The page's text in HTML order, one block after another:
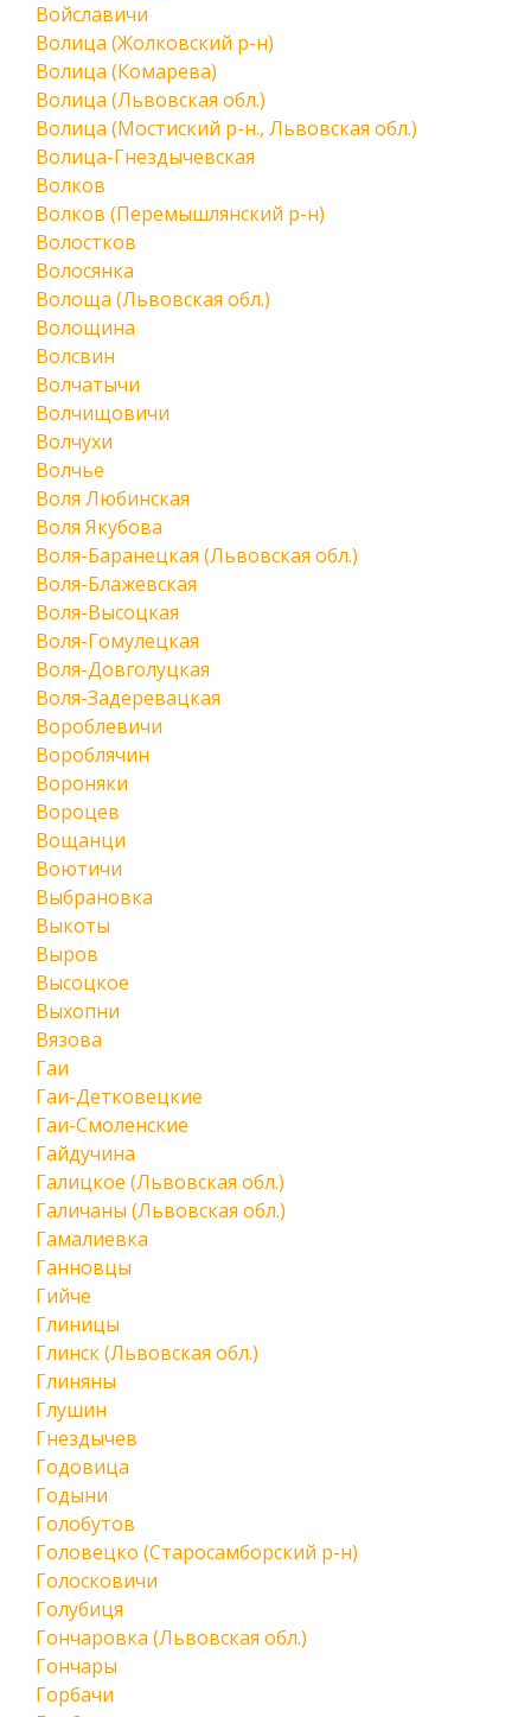
Войславичи
Волица (Жолковский р-н)
Волица (Комарева)
Волица (Львовская обл.)
Волица (Мостиский р-н., Львовская обл.)
Волица-Гнездычевская
Волков
Волков (Перемышлянский р-н)
Волостков
Волосянка
Волоща (Львовская обл.)
Волощина
Волсвин
Волчатычи
Волчищовичи
Волчухи
Волчье
Воля Любинская
Воля Якубова
Воля-Баранецкая (Львовская обл.)
Воля-Блажевская
Воля-Высоцкая
Воля-Гомулецкая
Воля-Довголуцкая
Воля-Задеревацкая
Вороблевичи
Вороблячин
Вороняки
Вороцев
Вощанци
Воютичи
Выбрановка
Выкоты
Выров
Высоцкое
Выхопни
Вязова
Гаи
Гаи-Детковецкие
Гаи-Смоленские
Гайдучина
Галицкое (Львовская обл.)
Галичаны (Львовская обл.)
Гамалиевка
Ганновцы
Гийче
Глиницы
Глинск (Львовская обл.)
Глиняны
Глушин
Гнездычев
Годовица
Годыни
Голобутов
Головецко (Старосамборский р-н)
Голосковичи
Голубиця
Гончаровка (Львовская обл.)
Гончары
Горбачи